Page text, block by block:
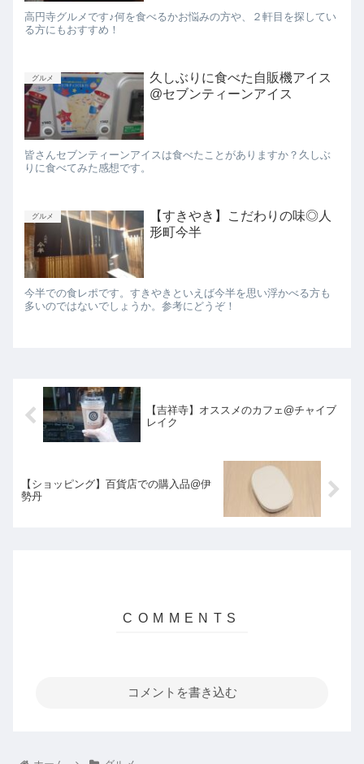
高円寺グルメです♪何を食べるかお悩みの方や、２軒目を探してい
る方にもおすすめ！
グルメ
久しぶりに食べた自販機アイス
@セブンティーンアイス
皆さんセブンティーンアイスは食べたことがありますか？久しぶ
りに食べてみた感想です。
グルメ
【すきやき】こだわりの味◎人
形町今半
今半での食レポです。すきやきといえば今半を思い浮かべる方も
多いのではないでしょうか。参考にどうぞ！
【吉祥寺】オススメのカフェ@チャイブ
レイク
【ショッピング】百貨店での購入品@伊
勢丹
コメントを書き込む